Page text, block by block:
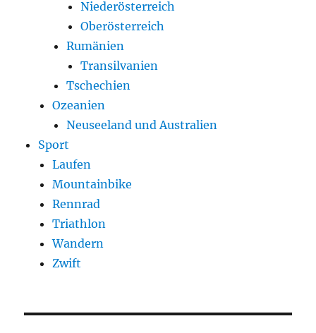
Niederösterreich
Oberösterreich
Rumänien
Transilvanien
Tschechien
Ozeanien
Neuseeland und Australien
Sport
Laufen
Mountainbike
Rennrad
Triathlon
Wandern
Zwift